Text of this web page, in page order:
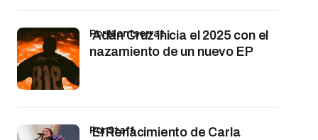
Adán Cruz inicia el 2025 con el
nazamiento de un nuevo EP
por Montserrat
El Renacimiento de Carla
por Staff